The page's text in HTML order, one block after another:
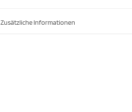
Zusätzliche Informationen